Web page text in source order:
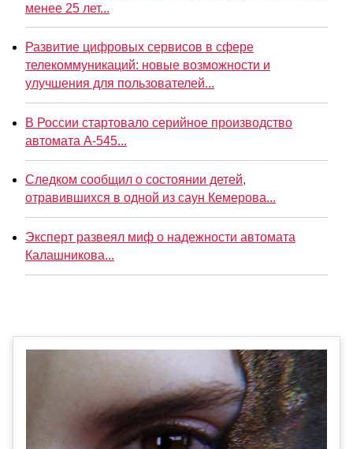
менее 25 лет...
Развитие цифровых сервисов в сфере
телекоммуникаций: новые возможности и
улучшения для пользователей...
В России стартовало серийное производство
автомата А-545...
Следком сообщил о состоянии детей,
отравившихся в одной из саун Кемерова...
Эксперт развеял миф о надежности автомата
Калашникова...